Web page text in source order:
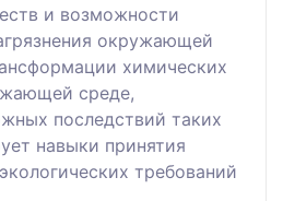
и возможности
окружающей
химических
среде,
последствий таких
навыки принятия
требований